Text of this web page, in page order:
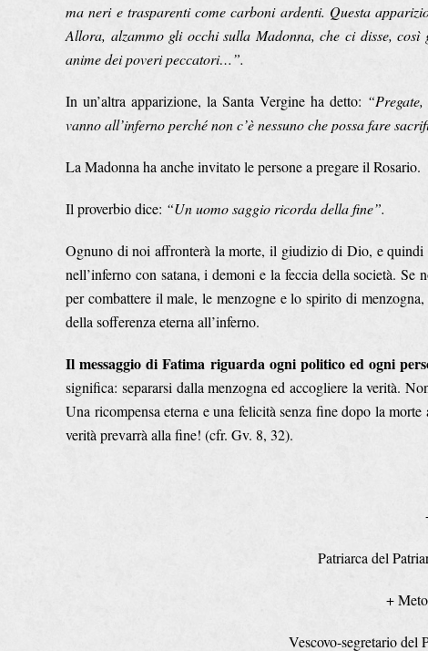
ma neri e trasparenti come carboni ardenti. Questa
Allora, alzammo gli occhi sulla Madonna, che ci disse, così
anime dei poveri peccatori…”.
In un’altra apparizione, la Santa Vergine ha detto:
vanno all’inferno perché non c’è nessuno che possa fare
La Madonna ha anche invitato le persone a pregare il Rosario.
Il proverbio dice: “Un uomo saggio ricorda della fine”.
Ognuno di noi affronterà la morte, il giudizio di Dio, e
nell’inferno con satana, i demoni e la feccia della società.
per combattere il male, le menzogne e lo spirito di
della sofferenza eterna all’inferno.
Il messaggio di Fatima riguarda ogni politico ed ogni
significa: separarsi dalla menzogna ed accogliere la verità.
Una ricompensa eterna e una felicità senza fine dopo la
verità prevarrà alla fine! (cfr. Gv. 8, 32).
Patriarca del
+
Vescovo-segretario del